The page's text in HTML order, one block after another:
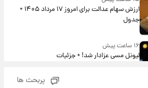
ارزش سهام عدالت برای امروز ۱۷ مرداد ۱۴۰۵ +
جدول
۱۶ ساعت پیش
لیونل مسی عزادار شد! + جزئیات
پربحث ها